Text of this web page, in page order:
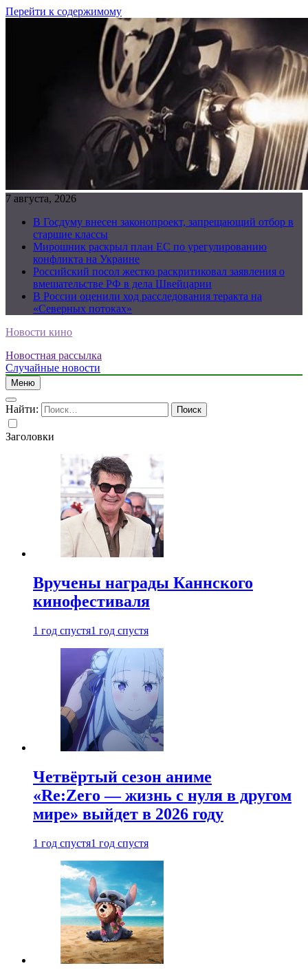
Перейти к содержимому
7 августа, 2026
В Госдуму внесен законопроект, запрещающий отбор в
старшие классы
Мирошник раскрыл план ЕС по урегулированию
конфликта на Украине
Российский посол жестко раскритиковал заявления о
вмешательстве РФ в дела Швейцарии
В России оценили ход расследования теракта на
«Северных потоках»
Новости кино
Новостная рассылка
Случайные новости
Меню
Найти:
Заголовки
Вручены награды Каннского
кинофестиваля
1 год спустя1 год спустя
Четвёртый сезон аниме
«Re:Zero — жизнь с нуля в другом
мире» выйдет в 2026 году
1 год спустя1 год спустя